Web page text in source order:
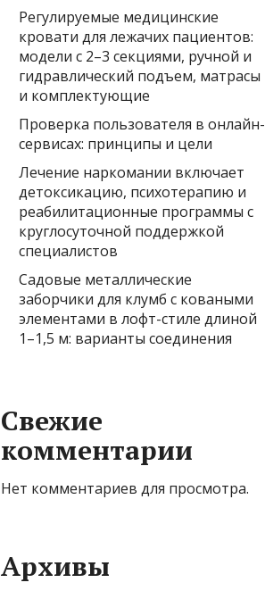
Регулируемые медицинские
кровати для лежачих пациентов:
модели с 2–3 секциями, ручной и
гидравлический подъем, матрасы
и комплектующие
Проверка пользователя в онлайн-
сервисах: принципы и цели
Лечение наркомании включает
детоксикацию, психотерапию и
реабилитационные программы с
круглосуточной поддержкой
специалистов
Садовые металлические
заборчики для клумб с коваными
элементами в лофт-стиле длиной
1–1,5 м: варианты соединения
Свежие
комментарии
Нет комментариев для просмотра.
Архивы